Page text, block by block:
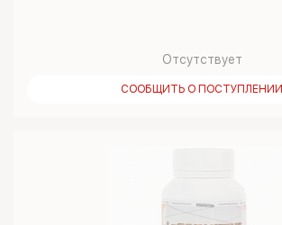
Отсутствует
СООБЩИТЬ О ПОСТУПЛЕНИИ